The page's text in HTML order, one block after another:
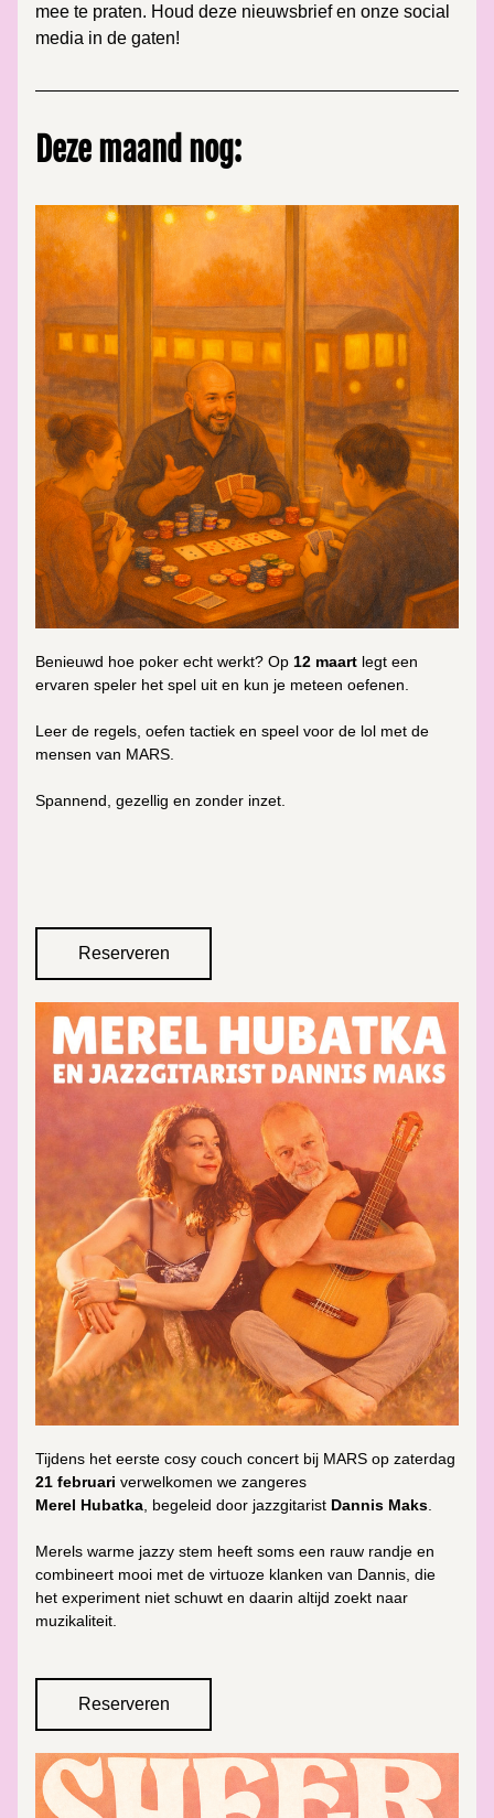
mee te praten. Houd deze nieuwsbrief en onze social
media in de gaten!
Deze maand nog:
Benieuwd hoe poker echt werkt? Op 12 maart legt een
ervaren speler het spel uit en kun je meteen oefenen.
Leer de regels, oefen tactiek en speel voor de lol met de
mensen van MARS.
Spannend, gezellig en zonder inzet.
Reserveren
Tijdens het eerste cosy couch concert bij MARS op
21 februari verwelkomen we zangeres
Merel Hubatka begeleid door jazzgitarist Dannis Maks
Merels warme jazzy stem heeft soms een rauw randje en
combineert mooi met de virtuoze klanken van Dannis, die
het experiment niet schuwt en daarin altijd zoekt naar
muzikaliteit.
Reserveren